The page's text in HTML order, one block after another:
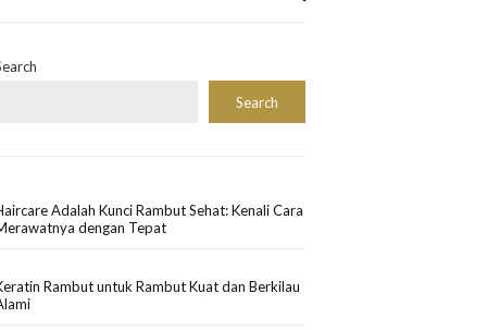
Search
Adalah Kunci Rambut Sehat: Kenali Cara
dengan Tepat
Rambut untuk Rambut Kuat dan Berkilau